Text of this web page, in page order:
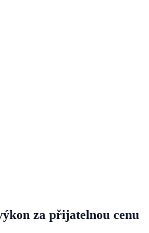
za přijatelnou cenu